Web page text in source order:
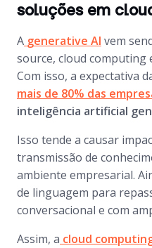
soluções em
A generative AI vem
source, cloud computing
Com isso, a expectativa
mais de 80% das
inteligência artificial
Isso tende a causar
transmissão de
ambiente empresarial.
de linguagem para
conversacional e com
Assim, a cloud